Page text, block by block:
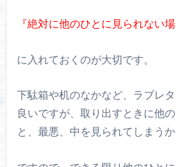
『絶対に他のひとに見られない場
に入れておくのが大切です。
下駄箱や机のなかなど、ラブレ
良いですが、取り出すときに他
と、最悪、中を見られてしまうか